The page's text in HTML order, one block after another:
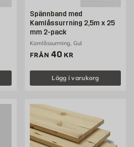
Spännband med
Kamlåssurrning 2,5m x 25
mm 2-pack
Kamlåssurrning, Gul
FRÅN Pris 40 kr
40 KR
Lägg i varukorg